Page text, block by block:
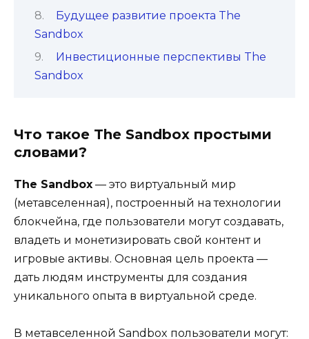
Будущее развитие проекта The
Sandbox
Инвестиционные перспективы The
Sandbox
Что такое The Sandbox простыми
словами?
The Sandbox — это виртуальный мир
(метавселенная), построенный на технологии
блокчейна, где пользователи могут создавать,
владеть и монетизировать свой контент и
игровые активы. Основная цель проекта —
дать людям инструменты для создания
уникального опыта в виртуальной среде.
В метавселенной Sandbox пользователи могут: